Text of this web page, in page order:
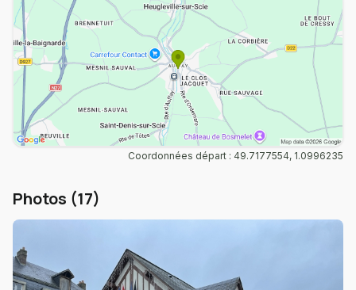
Coordonnées départ : 49.7177554, 1.0996235
Photos (17)